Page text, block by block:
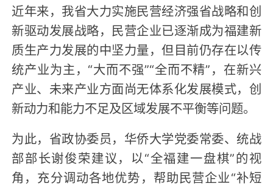
近年来，我省大力实施民营经济强省战略和创
新驱动发展战略，民营企业已逐渐成为福建新
质生产力发展的中坚力量，但目前仍存在以传
统产业为主，“大而不强”“全而不精”，在新兴
产业、未来产业方面尚无体系化发展模式，创
新动力和能力不足及区域发展不平衡等问题。
为此，省政协委员，华侨大学党委常委、统战
部部长谢俊荣建议，以“全福建一盘棋”的视
角，充分调动各地优势，帮助民营企业“补短